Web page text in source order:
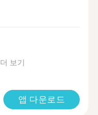
더 보기
앱 다운로드